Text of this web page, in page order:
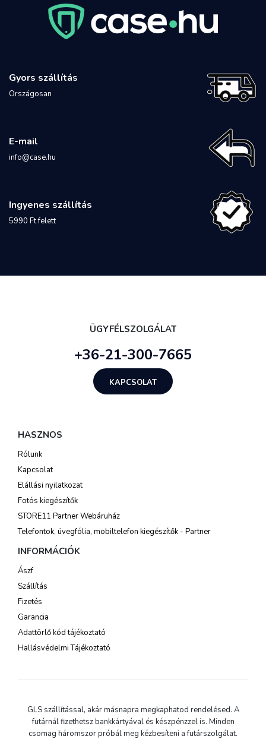
Gyors szállítás
Országosan
E-mail
info@case.hu
Ingyenes szállítás
5990 Ft felett
ÜGYFÉLSZOLGÁLAT
+36-21-300-7665
KAPCSOLAT
HASZNOS
Rólunk
Kapcsolat
Elállási nyilatkozat
Fotós kiegészítők
STORE11 Partner Webáruház
Telefontok, üvegfólia, mobiltelefon kiegészítők - Partner
INFORMÁCIÓK
Ászf
Szállítás
Fizetés
Garancia
Adattörlő kód tájékoztató
Hallásvédelmi Tájékoztató
GLS szállítással, akár másnapra megkaphatod rendelésed. A
futárnál fizethetsz bankkártyával és készpénzzel is. Minden
csomag háromszor próbál meg kézbesíteni a futárszolgálat.